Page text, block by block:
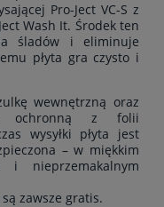
Pro-Ject VC-S z
Wash It. Środek ten
śladów i eliminuje
płyta gra czysto i
wewnętrzną oraz
ochronną z folii
wysyłki płyta jest
– w miękkim
i nieprzemakalnym
zawsze gratis.